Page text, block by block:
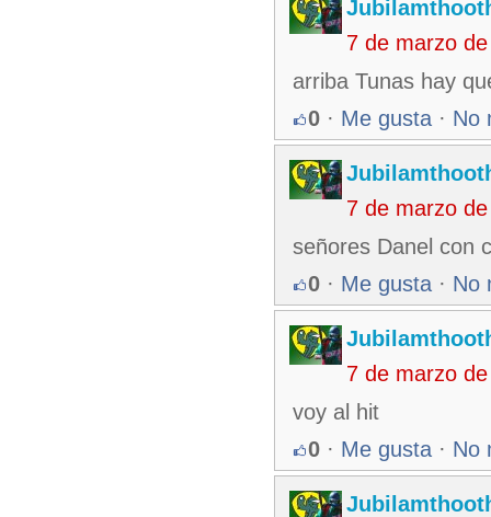
7 de marzo
arriba Tunas hay
0 · Me gusta · No
7 de marzo
señores Danel con
0 · Me gusta · No
7 de marzo
voy al hit
0 · Me gusta · No